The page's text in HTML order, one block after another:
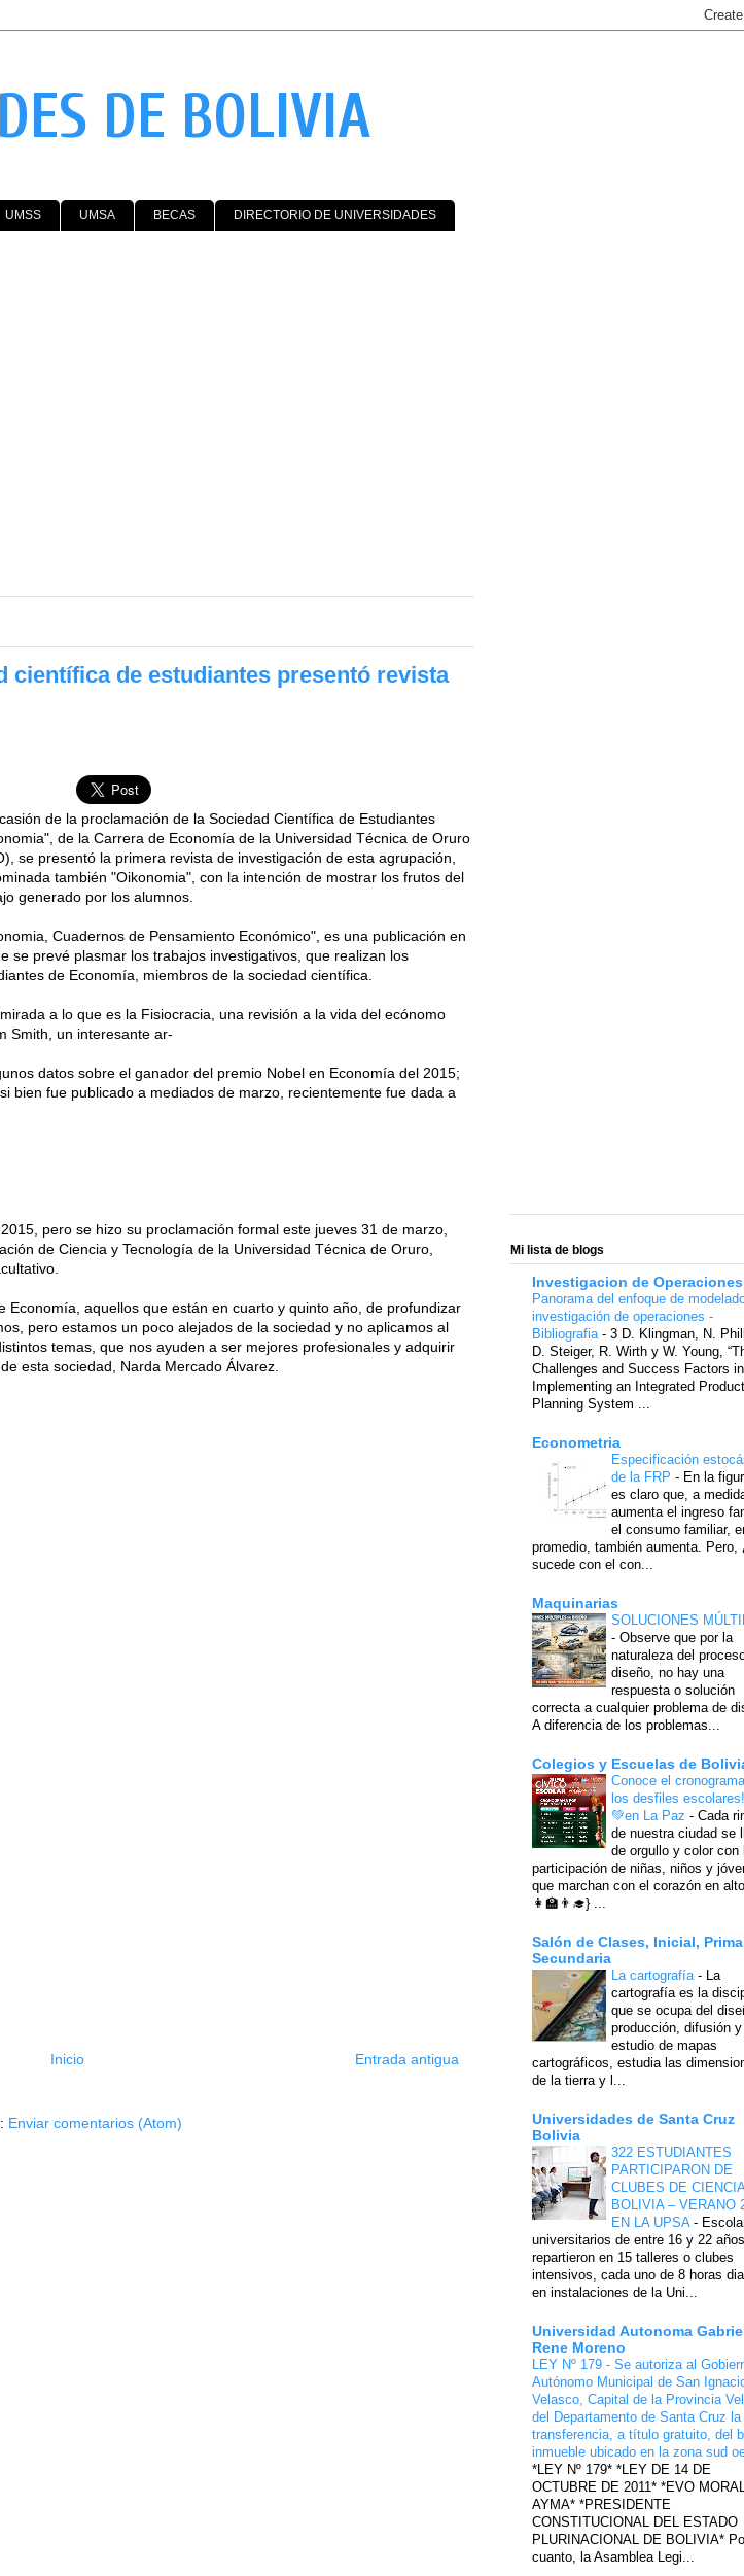
DE BOLIVIA
UMSS UMSA BECAS DIRECTORIO DE UNIVERSIDADES
científica de estudiantes presentó revista
de la proclamación de la Sociedad Científica de Estudiantes
de la Carrera de Economía de la Universidad Técnica de Oruro
se presentó la primera revista de investigación de esta agrupación,
también "Oikonomia", con la intención de mostrar los frutos del
generado por los alumnos.
Cuadernos de Pensamiento Económico", es una publicación en
se prevé plasmar los trabajos investigativos, que realizan los
de Economía, miembros de la sociedad científica.
a lo que es la Fisiocracia, una revisión a la vida del ecónomo
Smith, un interesante ar-
datos sobre el ganador del premio Nobel en Economía del 2015;
bien fue publicado a mediados de marzo, recientemente fue dada a
pero se hizo su proclamación formal este jueves 31 de marzo,
de Ciencia y Tecnología de la Universidad Técnica de Oruro,
aquellos que están en cuarto y quinto año, de profundizar
pero estamos un poco alejados de la sociedad y no aplicamos al
temas, que nos ayuden a ser mejores profesionales y adquirir
esta sociedad, Narda Mercado Álvarez.
Entrada antigua
Inicio
Enviar comentarios (Atom)
Mi lista de blogs
Investigacion de Operaciones
Panorama del enfoque de
investigación de operaciones -
Bibliografia - 3 D. Klingman, N.
D. Steiger, R. Wirth y W. Young,
Challenges and Success Factors in
Implementing an Integrated
Planning System ...
Econometria
Especificación
de la FRP - En la
es claro que, a
aumenta el ingreso
el consumo familiar,
promedio, también aumenta. Pero,
sucede con el con...
Maquinarias
SOLUCIONES
- Observe que por la
naturaleza del
diseño, no hay una
respuesta o solución
correcta a cualquier problema de
A diferencia de los problemas...
Colegios y Escuelas de
Conoce el
los desfiles
💚en La Paz - Cada
de nuestra ciudad se
de orgullo y color con
participación de niñas, niños y
que marchan con el corazón en
👩‍🏫👨‍🎓} ...
Salón de Clases, Inicial,
Secundaria
La cartografía -
La
cartografía es la
que se ocupa del
producción, difusión y
estudio de mapas
cartográficos, estudia las
de la tierra y l...
Universidades de Santa Cruz
Bolivia
322 ESTUDIANTES
PARTICIPARON DE
CLUBES DE CIENCIA
BOLIVIA – VERANO
EN LA UPSA -
universitarios de entre 16 y 22
repartieron en 15 talleres o clubes
intensivos, cada uno de 8 horas
en instalaciones de la Uni...
Universidad Autonoma
Rene Moreno
LEY Nº 179 - Se autoriza al
Autónomo Municipal de San
Velasco, Capital de la Provincia
del Departamento de Santa Cruz la
transferencia, a título gratuito, del
inmueble ubicado en la zona sud
*LEY Nº 179* *LEY DE 14 DE
OCTUBRE DE 2011* *EVO
AYMA* *PRESIDENTE
CONSTITUCIONAL DEL ESTADO
PLURINACIONAL DE BOLIVIA*
cuanto, la Asamblea Legi...